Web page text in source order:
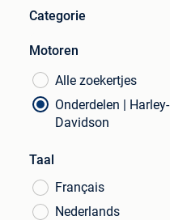
Categorie
Motoren
Alle zoekertjes
Onderdelen | Harley-
Davidson
Taal
Français
Nederlands